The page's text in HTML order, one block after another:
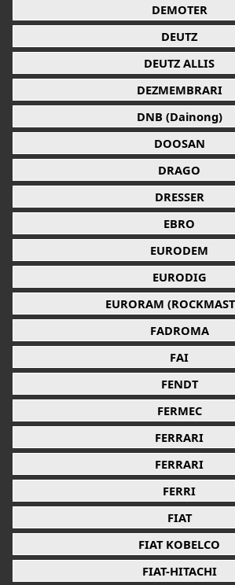
DEMOTER
DEUTZ
DEUTZ ALLIS
DEZMEMBRARI
DNB (Dainong)
DOOSAN
DRAGO
DRESSER
EBRO
EURODEM
EURODIG
EURORAM
FADROMA
FAI
FENDT
FERMEC
FERRARI
FERRARI
FERRI
FIAT
FIAT KOBELCO
FIAT-HITACHI